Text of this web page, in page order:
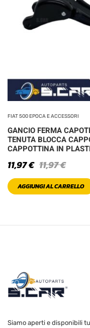
FIAT 500 EPOCA E ACCESSORI
GANCIO FERMA
TENUTA BLOCCA
CAPPOTTINA IN
11,97€
11,97€
AGGIUNGI AL CARRELLO
Siamo aperti e disponibili